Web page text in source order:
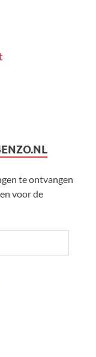
te ontvangen
voor de